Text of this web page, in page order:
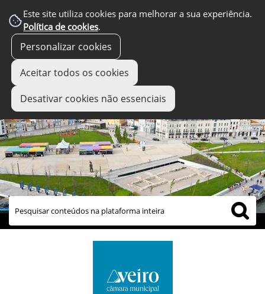
Este site utiliza cookies para melhorar a sua experiência.
Política de cookies.
Personalizar cookies
Aceitar todos os cookies
Desativar cookies não essenciais
links úteis